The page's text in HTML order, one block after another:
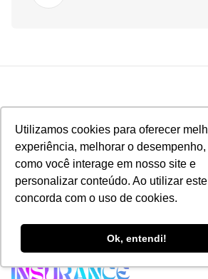
Utilizamos cookies para oferecer
experiência, melhorar o
como você interage em nosso site e
personalizar conteúdo. Ao utilizar
concorda com o uso de cookies.
Ok, entendi!
Tudo sobre Tecnologia e Inovação no